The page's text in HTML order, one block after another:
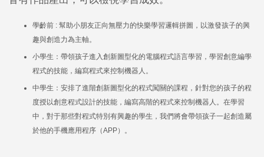
學齡前 : 幫助小朋友正向無壓力的快樂學習邏輯拼圖，以激發孩子的興
趣與創造力為主軸。
小學生：帶領孩子進入創新圖型化的電腦程式語言學習，學習創意編學
程式的技能，編寫程式來控制機器人。
中學生：安排了進階創新圖型化的程式闖關的課程，針對您的孩子的程
度授以創意程式設計的技能，編寫高階的程式來控制機器人。在學習
中，對于那些對程式特別有興趣的學生，我們將會帶領孩子一起創造屬
於他的手機應用程序（APP）。